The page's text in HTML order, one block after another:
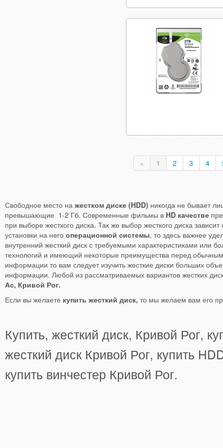
« 1 2 3 4
Свободное место на жестком диске (HDD) никогда не бывает
превышающие 1-2 Гб. Современные фильмы в HD качестве
при выборе жесткого диска. Так же выбор жесткого диска
установки на него операционной системы, то здесь важнее
внутренний жесткий диск с требуемыми характеристиками или
технологий и имеющий некоторые преимущества перед
информации то вам следует изучить жесткие диски больших
информации. Любой из рассматриваемых вариантов жестких
Ас, Кривой Рог.
Если вы желаете купить жесткий диск, то мы желаем вам его
Купить, жесткий диск, Кривой Рог,
жесткий диск Кривой Рог, купить
купить винчестер Кривой Рог.